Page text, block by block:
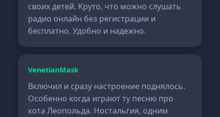
своих детей. Круто, что можно слушать
радио онлайн без регистрации и
бесплатно. Удобно и надежно.
VenetianMask
Включил и сразу настроение поднялось.
Особенно когда играют ту песню про
кота Леопольда. Ностальгия, одним